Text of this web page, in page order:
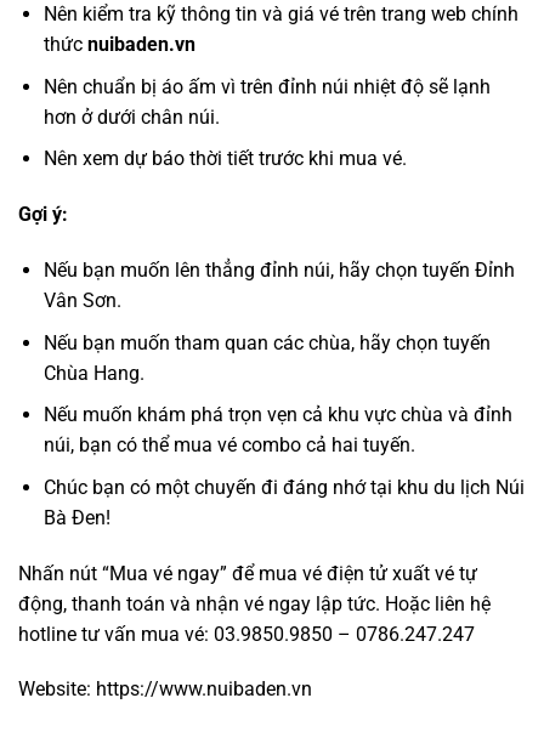
Nên kiểm tra kỹ thông tin và giá vé trên trang web chính
thức nuibaden.vn
Nên chuẩn bị áo ấm vì trên đỉnh núi nhiệt độ sẽ lạnh
hơn ở dưới chân núi.
Nên xem dự báo thời tiết trước khi mua vé.
Gợi ý:
Nếu bạn muốn lên thẳng đỉnh núi, hãy chọn tuyến Đỉnh
Vân Sơn.
Nếu bạn muốn tham quan các chùa, hãy chọn tuyến
Chùa Hang.
Nếu muốn khám phá trọn vẹn cả khu vực chùa và đỉnh
núi, bạn có thể mua vé combo cả hai tuyến.
Chúc bạn có một chuyến đi đáng nhớ tại khu du lịch Núi
Bà Đen!
Nhấn nút “Mua vé ngay” để mua vé điện tử xuất vé tự
động, thanh toán và nhận vé ngay lập tức. Hoặc liên hệ
hotline tư vấn mua vé: 03.9850.9850 – 0786.247.247
Website: https://www.nuibaden.vn